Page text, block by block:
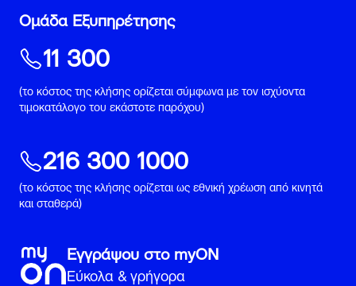
Ομάδα Εξυπηρέτησης
11 300
(το κόστος της κλήσης ορίζεται σύμφωνα με τον ισχύοντα
τιμοκατάλογο του εκάστοτε παρόχου)
216 300 1000
(το κόστος της κλήσης ορίζεται ως εθνική χρέωση από κινητά
και σταθερά)
Εγγράψου στο myON
Εύκολα & γρήγορα